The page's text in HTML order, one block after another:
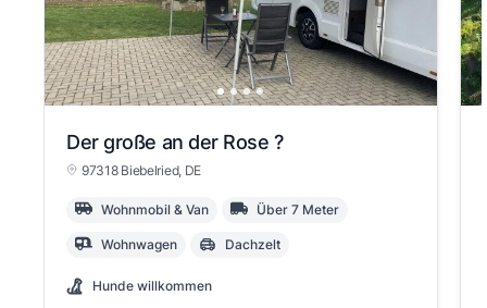
Der große an der Rose ?
97318 Biebelried, DE
Wohnmobil & Van Über 7 Meter
Wohnwagen Dachzelt
Hunde willkommen